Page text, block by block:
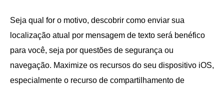
Seja qual for o motivo, descobrir como enviar sua
localização atual por mensagem de texto será benéfico
para você, seja por questões de segurança ou
navegação. Maximize os recursos do seu dispositivo iOS,
especialmente o recurso de compartilhamento de